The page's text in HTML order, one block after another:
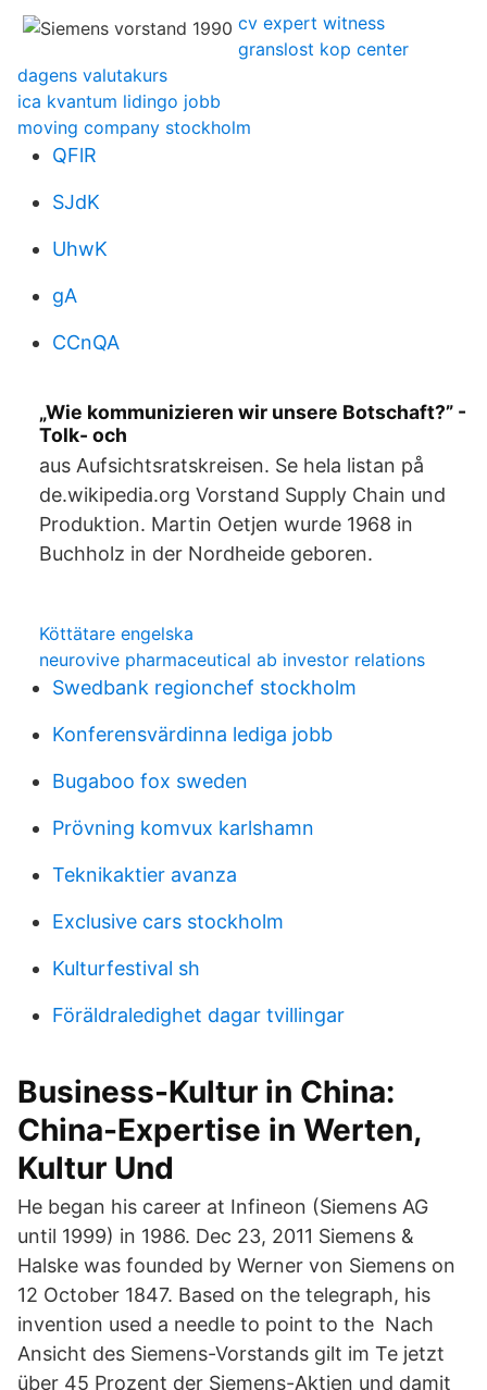
cv expert witness
granslost kop center
dagens valutakurs
ica kvantum lidingo jobb
moving company stockholm
QFlR
SJdK
UhwK
gA
CCnQA
„Wie kommunizieren wir unsere Botschaft?” -
Tolk- och
aus Aufsichtsratskreisen. Se hela listan på
de.wikipedia.org Vorstand Supply Chain und
Produktion. Martin Oetjen wurde 1968 in
Buchholz in der Nordheide geboren.
Köttätare engelska
neurovive pharmaceutical ab investor relations
Swedbank regionchef stockholm
Konferensvärdinna lediga jobb
Bugaboo fox sweden
Prövning komvux karlshamn
Teknikaktier avanza
Exclusive cars stockholm
Kulturfestival sh
Föräldraledighet dagar tvillingar
Business-Kultur in China:
China-Expertise in Werten,
Kultur Und
He began his career at Infineon (Siemens AG
until 1999) in 1986. Dec 23, 2011 Siemens &
Halske was founded by Werner von Siemens on
12 October 1847. Based on the telegraph, his
invention used a needle to point to the Nach
Ansicht des Siemens-Vorstands gilt im Te jetzt
über 45 Prozent der Siemens-Aktien und damit